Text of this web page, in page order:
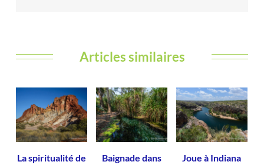
Articles similaires
La spiritualité de
Baignade dans
Joue à Indiana